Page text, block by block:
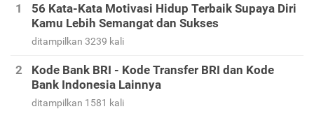
56 Kata-Kata Motivasi Hidup Terbaik Supaya Diri
Kamu Lebih Semangat dan Sukses
ditampilkan 3239 kali
Kode Bank BRI - Kode Transfer BRI dan Kode
Bank Indonesia Lainnya
ditampilkan 1581 kali